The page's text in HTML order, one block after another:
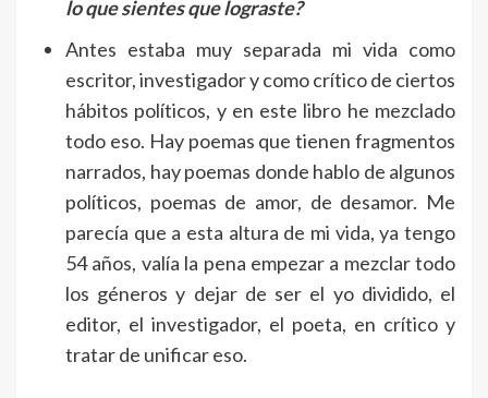
lo que sientes que lograste?
Antes estaba muy separada mi vida como
escritor, investigador y como crítico de ciertos
hábitos políticos, y en este libro he mezclado
todo eso. Hay poemas que tienen fragmentos
narrados, hay poemas donde hablo de algunos
políticos, poemas de amor, de desamor. Me
parecía que a esta altura de mi vida, ya tengo
54 años, valía la pena empezar a mezclar todo
los géneros y dejar de ser el yo dividido, el
editor, el investigador, el poeta, en crítico y
tratar de unificar eso.